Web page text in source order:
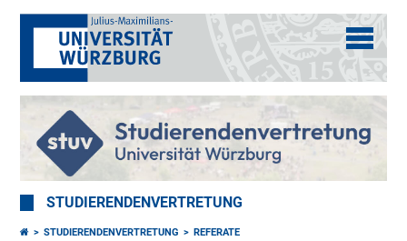
STUDIERENDENVERTRETUNG
STUDIERENDENVERTRETUNG
REFERATE